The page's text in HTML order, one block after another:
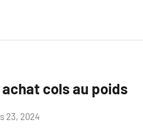
cols au poids
23, 2024